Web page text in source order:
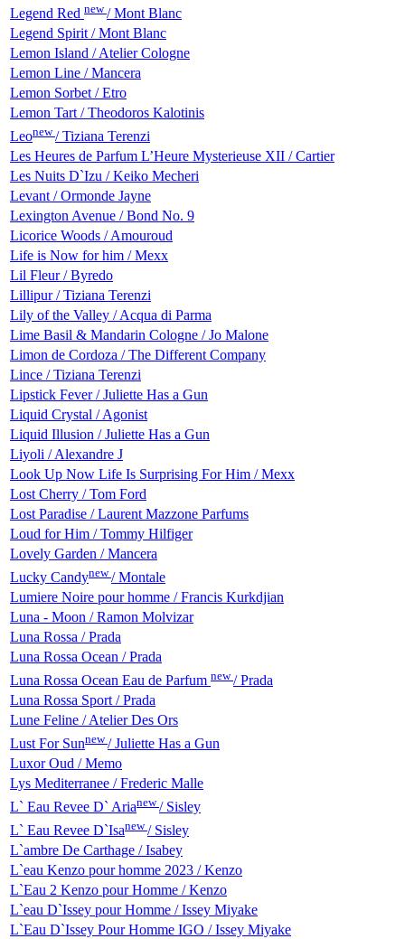
Legend Red new/ Mont Blanc
Legend Spirit / Mont Blanc
Lemon Island / Atelier Cologne
Lemon Line / Mancera
Lemon Sorbet / Etro
Lemon Tart / Theodoros Kalotinis
Leonew/ Tiziana Terenzi
Les Heures de Parfum L’Heure Mysterieuse XII / Cartier
Les Nuits D`Izu / Keiko Mecheri
Levant / Ormonde Jayne
Lexington Avenue / Bond No. 9
Licorice Woods / Amouroud
Life is Now for him / Mexx
Lil Fleur / Byredo
Lillipur / Tiziana Terenzi
Lily of the Valley / Acqua di Parma
Lime Basil & Mandarin Cologne / Jo Malone
Limon de Cordoza / The Different Company
Lince / Tiziana Terenzi
Lipstick Fever / Juliette Has a Gun
Liquid Crystal / Agonist
Liquid Illusion / Juliette Has a Gun
Liyoli / Alexandre J
Look Up Now Life Is Surprising For Him / Mexx
Lost Cherry / Tom Ford
Lost Paradise / Laurent Mazzone Parfums
Loud for Him / Tommy Hilfiger
Lovely Garden / Mancera
Lucky Candynew/ Montale
Lumiere Noire pour homme / Francis Kurkdjian
Luna - Moon / Ramon Molvizar
Luna Rossa / Prada
Luna Rossa Ocean / Prada
Luna Rossa Ocean Eau de Parfum new/ Prada
Luna Rossa Sport / Prada
Lune Feline / Atelier Des Ors
Lust For Sunnew/ Juliette Has a Gun
Luxor Oud / Memo
Lys Mediterranee / Frederic Malle
L` Eau Revee D` Arianew/ Sisley
L` Eau Revee D`Isanew/ Sisley
L`ambre De Carthage / Isabey
L`eau Kenzo pour homme 2023 / Kenzo
L`Eau 2 Kenzo pour Homme / Kenzo
L`eau D`Issey pour Homme / Issey Miyake
L`Eau D`Issey Pour Homme IGO / Issey Miyake